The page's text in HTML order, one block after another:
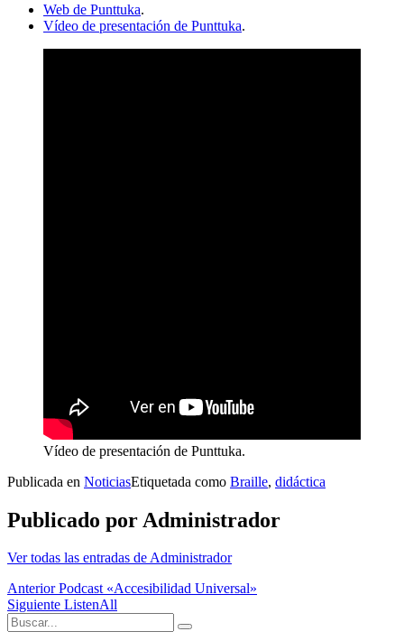
Web de Punttuka.
Vídeo de presentación de Punttuka.
Vídeo de presentación de Punttuka.
Publicada en NoticiasEtiquetada como Braille, didáctica
Publicado por Administrador
Ver todas las entradas de Administrador
Navegación
de
Anterior Podcast «Accesibilidad Universal»
Siguiente ListenAll
Buscar:
Buscar